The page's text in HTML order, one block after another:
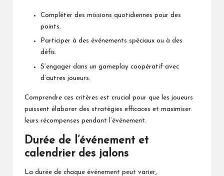
Compléter des missions quotidiennes pour des
points.
Participer à des événements spéciaux ou à des
défis.
S’engager dans un gameplay coopératif avec
d’autres joueurs.
Comprendre ces critères est crucial pour que les joueurs
puissent élaborer des stratégies efficaces et maximiser
leurs récompenses pendant l’événement.
Durée de l’événement et
calendrier des jalons
La durée de chaque événement peut varier,